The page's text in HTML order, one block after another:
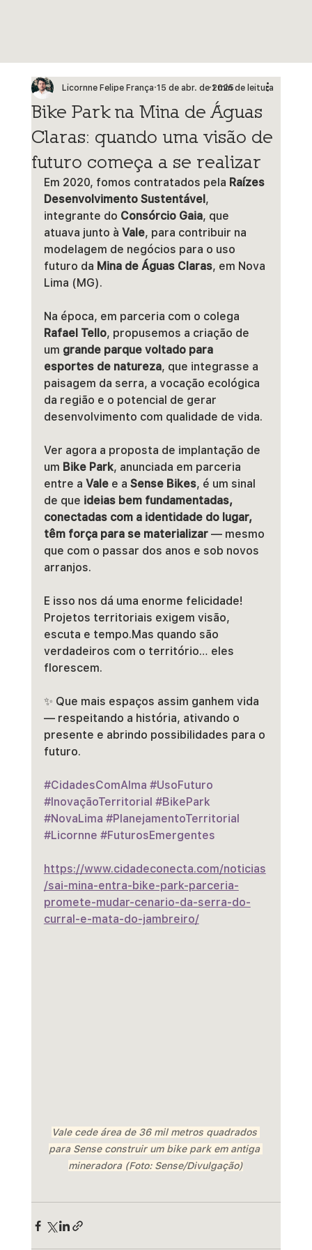
Bike Park na Mina de Águas
Claras: quando uma visão de
futuro começa a se realizar
Licornne Felipe França 15 de abr. de 20251 min de leitura
Em 2020, fomos contratados pela Raízes
Desenvolvimento Sustentável,
integrante do Consórcio Gaia, que
atuava junto à Vale, para contribuir na
modelagem de negócios para o uso
futuro da Mina de Águas Claras, em Nova
Lima (MG).
Na época, em parceria com o colega
Rafael Tello, propusemos a criação de
um grande parque voltado para
esportes de natureza, que integrasse a
paisagem da serra, a vocação ecológica
da região e o potencial de gerar
desenvolvimento com qualidade de vida.
Ver agora a proposta de implantação de
um Bike Park, anunciada em parceria
entre a Vale e a Sense Bikes, é um sinal
de que ideias bem fundamentadas,
conectadas com a identidade do lugar,
têm força para se materializar — mesmo
que com o passar dos anos e sob novos
arranjos.
E isso nos dá uma enorme felicidade!
Projetos territoriais exigem visão,
escuta e tempo.Mas quando são
verdadeiros com o território… eles
florescem.
✨ Que mais espaços assim ganhem vida
— respeitando a história, ativando o
presente e abrindo possibilidades para o
futuro.
#CidadesComAlma #UsoFuturo
#InovaçãoTerritorial #BikePark
#NovaLima #PlanejamentoTerritorial
#Licornne #FuturosEmergentes
https://www.cidadeconecta.com/noticias
/sai-mina-entra-bike-park-parceria-
promete-mudar-cenario-da-serra-do-
curral-e-mata-do-jambreiro/
Vale cede área de 36 mil metros quadrados
para Sense construir um bike park em antiga
mineradora (Foto: Sense/Divulgação)